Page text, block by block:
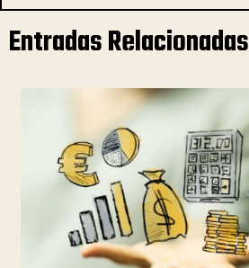
Entradas Relacionadas